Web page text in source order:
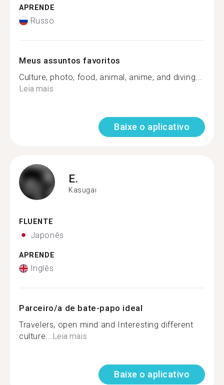
APRENDE
Russo
Meus assuntos favoritos
Culture, photo, food, animal, anime, and diving...
Leia mais
Baixe o aplicativo
E.
Kasugai
FLUENTE
Japonês
APRENDE
Inglês
Parceiro/a de bate-papo ideal
Travelers, open mind and Interesting different
culture...Leia mais
Baixe o aplicativo